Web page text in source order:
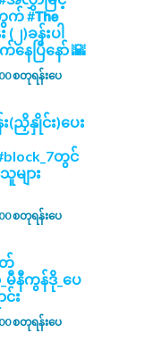
#𝗧𝗵𝗲
(၂)ခန်းပါ
ေပြီနော် 🌇
စတုရန်းပေ
(ညှိနှိုင်း)ပေး
တွင်
သူများ
စတုရန်းပေ
တ်
မီနီကွန်ဒို_ပေ
း
စတုရန်းပေ